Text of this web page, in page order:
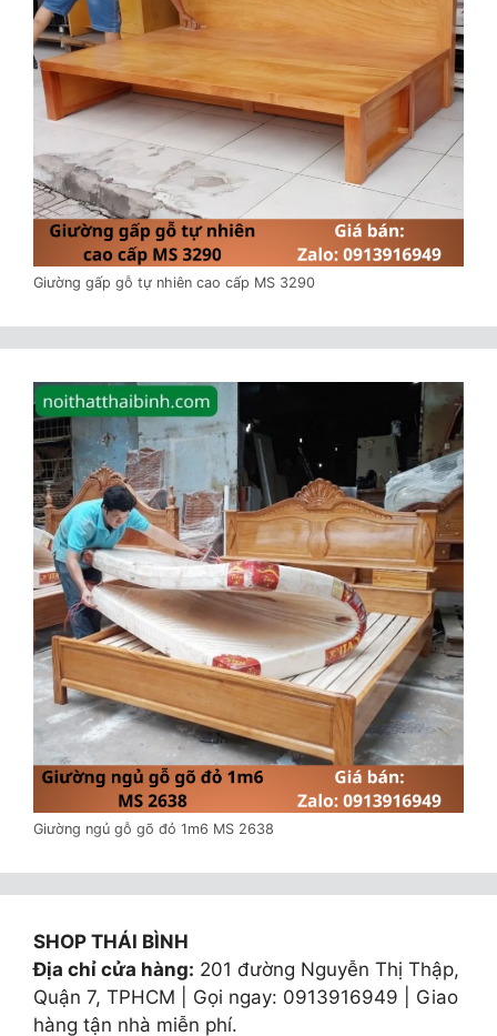
Giường gấp gỗ tự nhiên cao cấp MS 3290
Giường ngủ gỗ gõ đỏ 1m6 MS 2638
SHOP THÁI BÌNH
Địa chỉ cửa hàng: 201 đường Nguyễn Thị Thập,
Quận 7, TPHCM | Gọi ngay: 0913916949 | Giao
hàng tận nhà miễn phí.